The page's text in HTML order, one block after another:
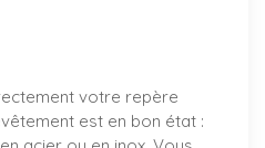
votre repère
est en bon état :